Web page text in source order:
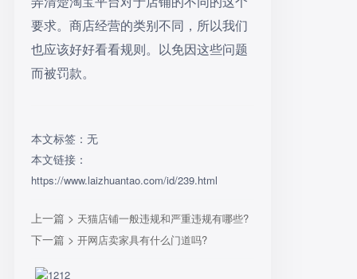
要求。商店经营的类别不同，所以我们
也应该好好看看规则。以免因这些问题
而被罚款。
本文标签：无
本文链接：
https://www.laizhuantao.com/id/239.html
上一篇 > 天猫店铺一般违规和严重违规有哪些?
下一篇 > 开网店卖家具有什么门道吗?